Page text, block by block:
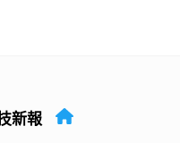
新報